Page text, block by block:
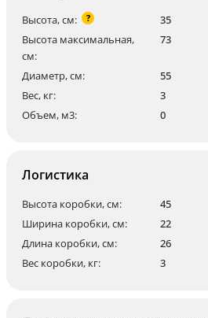
Высота, см: ?
35
Высота максимальная,
см:
73
Диаметр, см:
55
Вес, кг:
3
Объем, м3:
0
Логистика
Высота коробки, см:
45
Ширина коробки, см:
22
Длина коробки, см:
26
Вес коробки, кг:
3